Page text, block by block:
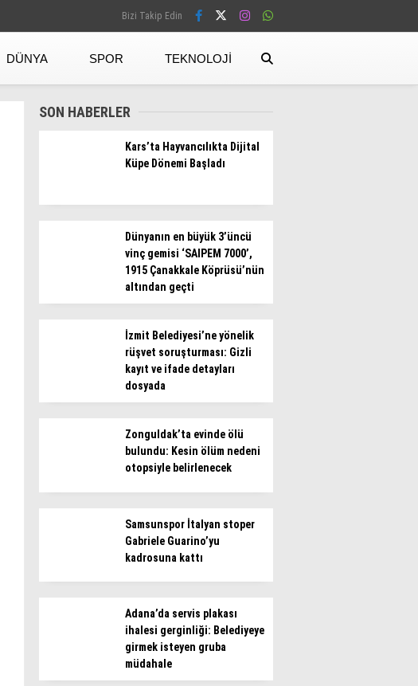
Bizi Takip Edin
DÜNYA SPOR TEKNOLOJI
SON HABERLER
Kars’ta Hayvancılıkta Dijital
Küpe Dönemi Başladı
Dünyanın en büyük 3’üncü
vinç gemisi ‘SAIPEM 7000’,
1915 Çanakkale Köprüsü’nün
altından geçti
İzmit Belediyesi’ne yönelik
rüşvet soruşturması: Gizli
kayıt ve ifade detayları
dosyada
Zonguldak’ta evinde ölü
bulundu: Kesin ölüm nedeni
otopsiyle belirlenecek
Samsunspor İtalyan stoper
Gabriele Guarino’yu
kadrosuna kattı
Adana’da servis plakası
ihalesi gerginliği: Belediyeye
girmek isteyen gruba
müdahale